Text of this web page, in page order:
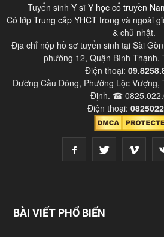
Tuyển sinh Y sĩ Y học cổ truyền
Có lớp Trung cấp YHCTtrong và ngoài
& chủ nhật.
Địa chỉ nộp hồ sơ tuyển sinh tại Sài
phường 12, Quận Bình Thạnh,
Điện thoại:
Đường Cầu Đông, Phường Lộc Vượng,
Định. ☎
Điện thoại:
BÀI VIẾT PHỔ BIẾN